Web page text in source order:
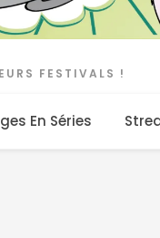
FESTIVALS !
En Séries